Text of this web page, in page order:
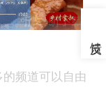
频道可以自由